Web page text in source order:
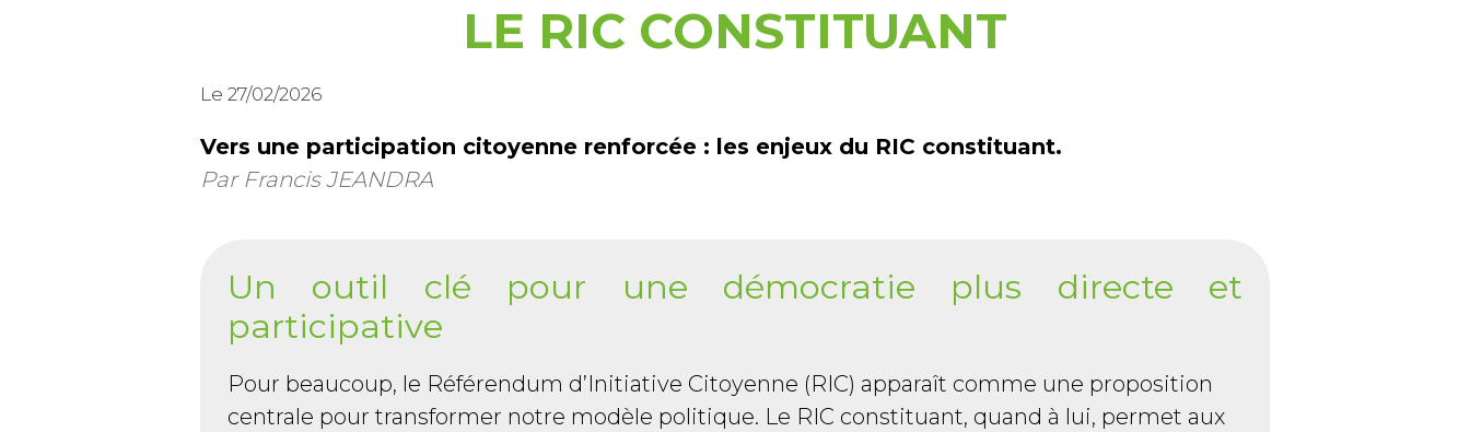
LE RIC CONSTITUANT
Le 27/02/2026
Vers une participation citoyenne renforcée : les enjeux du RIC constituant.
Par Francis JEANDRA
Un outil clé pour une démocratie plus directe et
participative
Pour beaucoup, le Référendum d’Initiative Citoyenne (RIC) apparaît comme une proposition
centrale pour transformer notre modèle politique. Le RIC constituant, quand à lui, permet aux